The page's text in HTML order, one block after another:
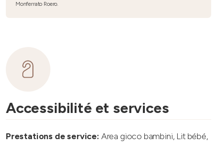
Monferrato Roero.
Accessibilité et services
Prestations de service: Area gioco bambini, Lit bébé,